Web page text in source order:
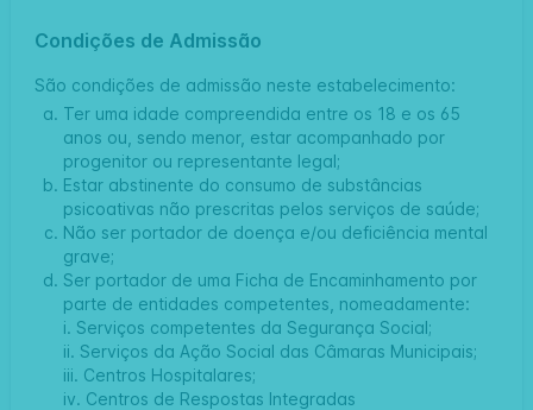
Condições de Admissão
São condições de admissão neste estabelecimento:
Ter uma idade compreendida entre os 18 e os 65
anos ou, sendo menor, estar acompanhado por
progenitor ou representante legal;
Estar abstinente do consumo de substâncias
psicoativas não prescritas pelos serviços de saúde;
Não ser portador de doença e/ou deficiência mental
grave;
Ser portador de uma Ficha de Encaminhamento por
parte de entidades competentes, nomeadamente:
i. Serviços competentes da Segurança Social;
ii. Serviços da Ação Social das Câmaras Municipais;
iii. Centros Hospitalares;
iv. Centros de Respostas Integradas